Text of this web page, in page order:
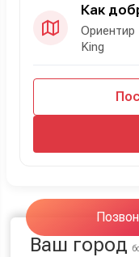
Как
King
Ваш город